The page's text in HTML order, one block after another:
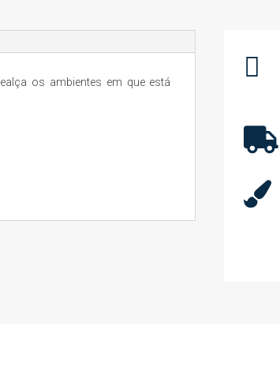
os ambientes em que está


